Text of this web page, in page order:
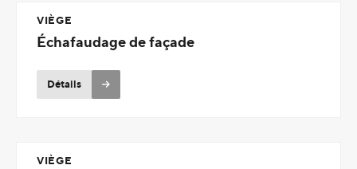
VIÈGE
Échafaudage de façade
Détails
VIÈGE